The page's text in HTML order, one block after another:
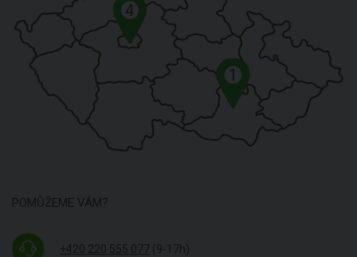
1
4
POMŮŽEME VÁM?
+420 220 555 077 (9-17h)